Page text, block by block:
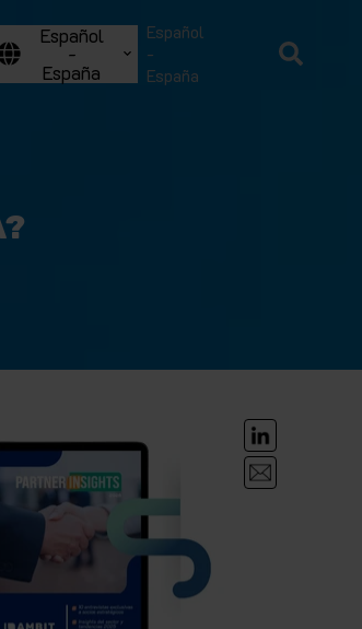
Español
-
España
Español
-
España